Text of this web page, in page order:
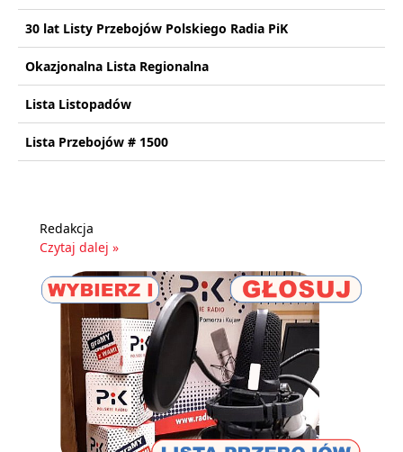
30 lat Listy Przebojów Polskiego Radia PiK
Okazjonalna Lista Regionalna
Lista Listopadów
Lista Przebojów # 1500
Redakcja
Czytaj dalej »